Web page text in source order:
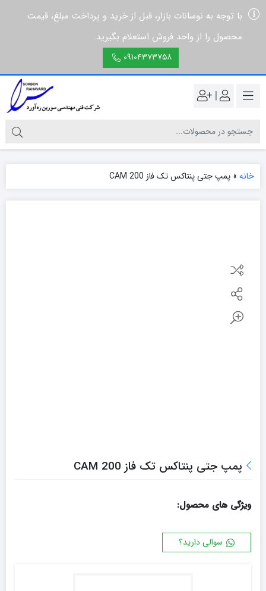
با توجه به نوسانات بازار، قبل از خرید و پرداخت مبلغ، قیمت
محصول را از واحد فروش استعلام بگیرید.
۰۹۱۰۴۳۷۳۷۵۸
|
خانه » پمپ جتی پنتاکس تک فاز CAM 200
پمپ جتی پنتاکس تک فاز CAM 200
ویژگی های محصول:
سوالی دارید؟